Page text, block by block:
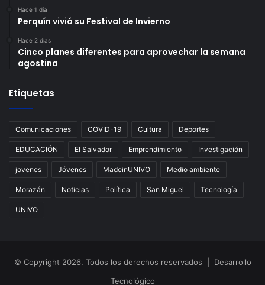
Hace 1 día
Perquín vivió su Festival de Invierno
Hace 2 días
Cinco planes diferentes para aprovechar la semana
agostina
Etiquetas
Comunicaciones COVID-19 Cultura Deportes
EDUCACIÓN El Salvador Emprendimiento Investigación
jovenes Jóvenes MadeinUNIVO Medio ambiente
Morazán Noticias Política San Miguel Tecnología
UNIVO
© Copyright 2026. Todos los derechos reservados | Desarrollo
Tecnológico